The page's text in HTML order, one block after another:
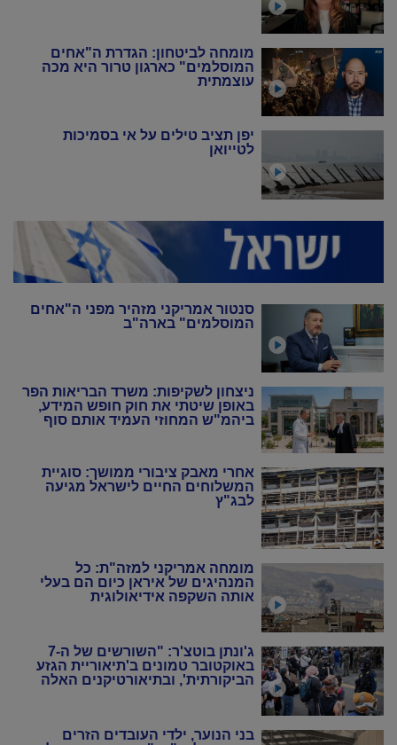
מומחה לביטחון: הגדרת ה"אחים
המוסלמים" כארגון טרור היא מכה
עוצמתית
יפן תציב טילים על אי בסמיכות
לטייואן
סנטור אמריקני מזהיר מפני ה"אחים
המוסלמים" בארה"ב
ניצחון לשקיפות: משרד הבריאות הפר
באופן שיטתי את חוק חופש המידע,
ביהמ"ש המחוזי העמיד אותם סוף
אחרי מאבק ציבורי ממושך: סוגיית
המשלוחים החיים לישראל מגיעה
לבג"ץ
מומחה אמריקני למזה"ת: כל
המנהיגים של איראן כיום הם בעלי
אותה השקפה אידיאולוגית
ג'ונתן בוטצ'ר: "השורשים של ה-7
באוקטובר טמונים ב'תיאוריית הגזע
הביקורתית', ובתיאורטיקנים האלה
בני הנוער, ילדי העובדים הזרים